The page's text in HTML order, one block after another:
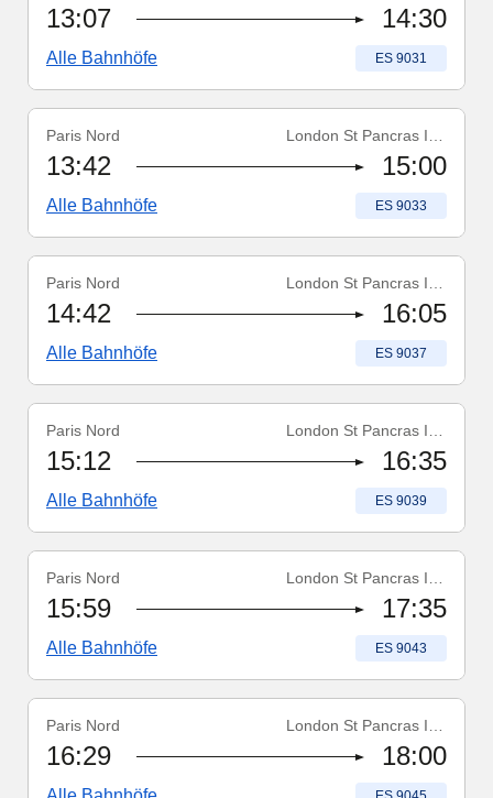
13:07 14:30
Alle Bahnhöfe Zugnummer
ES 9031
Zugnummer:
ES 9033
Paris Nord
13:42 15:00
Alle Bahnhöfe Zugnummer
ES 9033
Zugnummer:
ES 9037
Paris Nord
14:42 16:05
Alle Bahnhöfe Zugnummer
ES 9037
Zugnummer:
ES 9039
Paris Nord
15:12 16:35
Alle Bahnhöfe Zugnummer
ES 9039
Zugnummer:
ES 9043
Paris Nord
15:59 17:35
Alle Bahnhöfe Zugnummer
ES 9043
Zugnummer:
ES 9045
Paris Nord
16:29 18:00
Zugnummer